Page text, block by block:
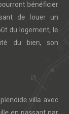
bénéficier
de louer un
du logement, le
du bien, son
villa avec